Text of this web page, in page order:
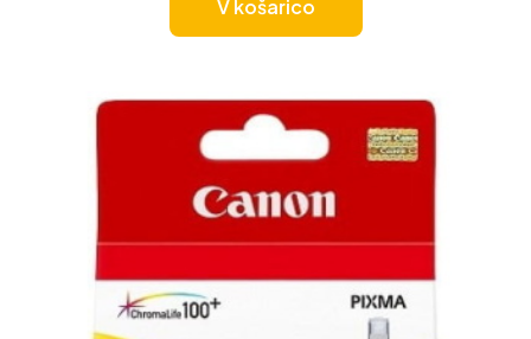
V košarico